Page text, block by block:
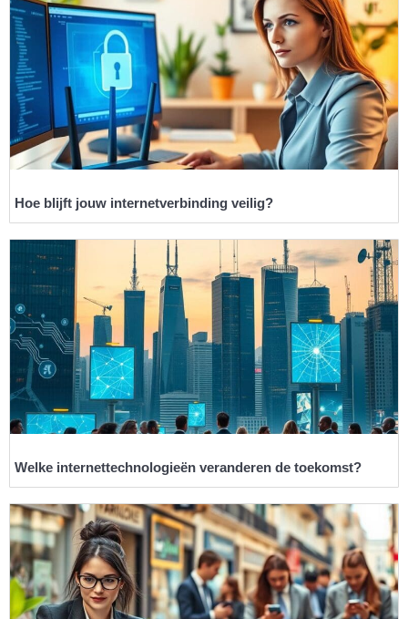
Hoe blijft jouw internetverbinding veilig?
Welke internettechnologieën veranderen de toekomst?